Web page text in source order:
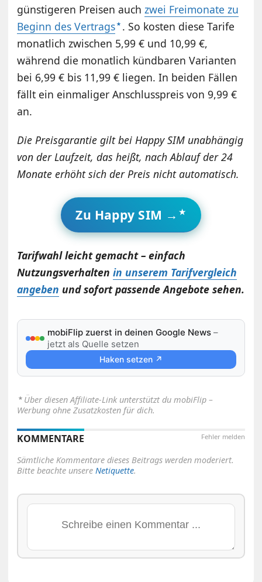
günstigeren Preisen auchzwei Freimonate zu
Beginn des Vertrags . So kosten diese Tarife
monatlich zwischen 5,99 € und 10,99 €,
während die monatlich kündbaren Varianten
bei 6,99 € bis 11,99 € liegen. In beiden Fällen
fällt ein einmaliger Anschlusspreis von 9,99 €
an.
Die Preisgarantie gilt bei Happy SIM unabhängig
von der Laufzeit, das heißt, nach Ablauf der 24
Monate erhöht sich der Preis nicht automatisch.
Zu Happy SIM →
Tarifwahl leicht gemacht – einfach
Nutzungsverhaltenin unserem Tarifvergleich
angeben und sofort passende Angebote sehen.
mobiFlip zuerst in deinen Google News –
jetzt als Quelle setzen
Haken setzen ↗
⋆ Über diesen Affiliate-Link unterstützt du mobiFlip –
Werbung ohne Zusatzkosten für dich.
Fehler melden
KOMMENTARE
Sämtliche Kommentare dieses Beitrags werden moderiert.
Bitte beachte unsereNetiquette.